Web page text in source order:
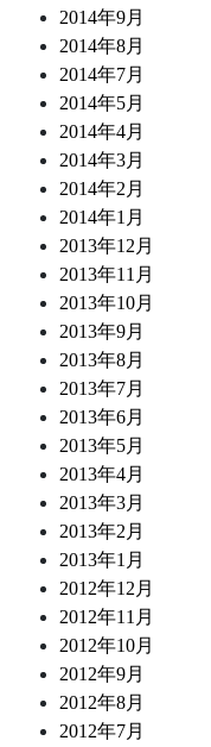
2014年9月
2014年8月
2014年7月
2014年5月
2014年4月
2014年3月
2014年2月
2014年1月
2013年12月
2013年11月
2013年10月
2013年9月
2013年8月
2013年7月
2013年6月
2013年5月
2013年4月
2013年3月
2013年2月
2013年1月
2012年12月
2012年11月
2012年10月
2012年9月
2012年8月
2012年7月